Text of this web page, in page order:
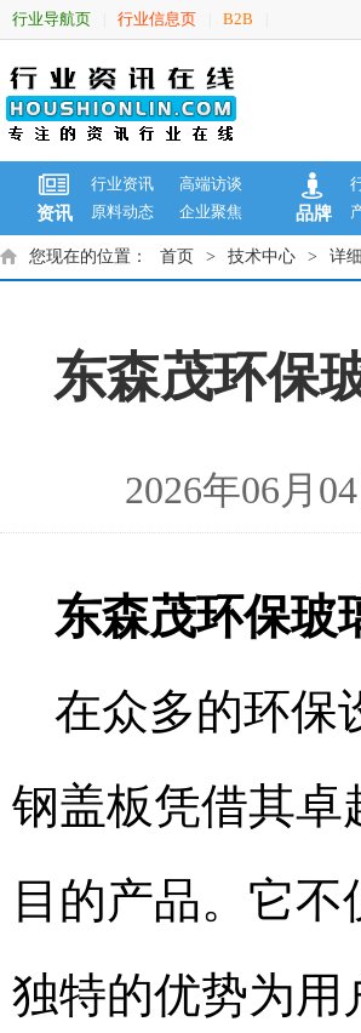
行业导航页 行业信息页 B2B
资讯
行业资讯
高端访谈
原料动态
企业聚焦 品牌
您现在的位置： 首页 > 技术中心 > 详
东森茂环保
2026年06
东森茂环保玻
在众多的环保
钢盖板凭借其卓
目的产品。它
独特的优势为用